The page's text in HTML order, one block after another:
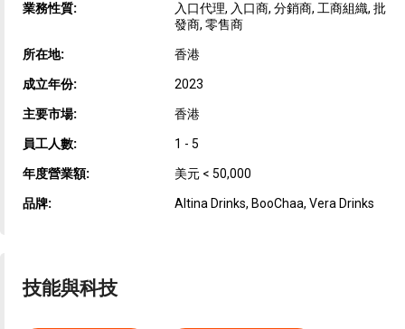
業務性質:
入口代理, 入口商, 分銷商, 工商組織, 批
發商, 零售商
所在地: 香港
成立年份: 2023
主要市場: 香港
員工人數: 1 - 5
年度營業額: 美元 < 50,000
品牌: Altina Drinks, BooChaa, Vera Drinks
技能與科技